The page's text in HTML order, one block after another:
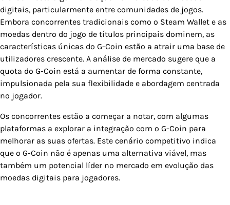
digitais, particularmente entre comunidades de jogos.
Embora concorrentes tradicionais como o Steam Wallet e as
moedas dentro do jogo de títulos principais dominem, as
características únicas do G-Coin estão a atrair uma base de
utilizadores crescente. A análise de mercado sugere que a
quota do G-Coin está a aumentar de forma constante,
impulsionada pela sua flexibilidade e abordagem centrada
no jogador.
Os concorrentes estão a começar a notar, com algumas
plataformas a explorar a integração com o G-Coin para
melhorar as suas ofertas. Este cenário competitivo indica
que o G-Coin não é apenas uma alternativa viável, mas
também um potencial líder no mercado em evolução das
moedas digitais para jogadores.